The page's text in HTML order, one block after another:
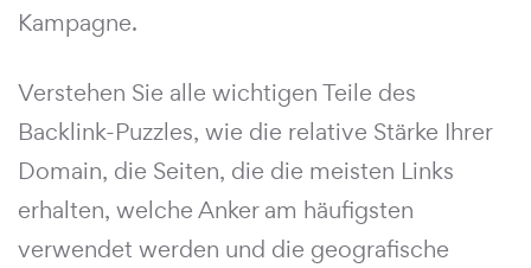
Kampagne.
Verstehen Sie alle wichtigen Teile des
Backlink-Puzzles, wie die relative Stärke Ihrer
Domain, die Seiten, die die meisten Links
erhalten, welche Anker am häufigsten
verwendet werden und die geografische